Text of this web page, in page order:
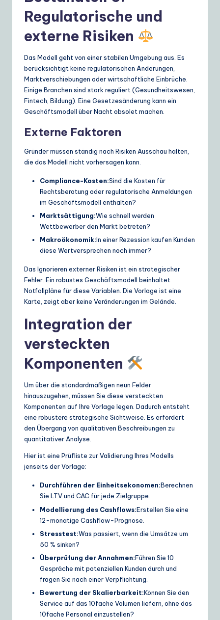
Regulatorische und
externe Risiken
Das Modell geht von einer stabilen Umgebung aus. Es
berücksichtigt keine regulatorischen Änderungen,
Marktverschiebungen oder wirtschaftliche Einbrüche.
Einige Branchen sind stark reguliert (Gesundheitswesen,
Fintech, Bildung). Eine Gesetzesänderung kann ein
Geschäftsmodell über Nacht obsolet machen.
Externe Faktoren
Gründer müssen ständig nach Risiken Ausschau halten,
die das Modell nicht vorhersagen kann.
Compliance-Kosten:Sind die Kosten für
Rechtsberatung oder regulatorische Anmeldungen
im Geschäftsmodell enthalten?
Marktsättigung:Wie schnell werden
Wettbewerber den Markt betreten?
Makroökonomik:In einer Rezession kaufen Kunden
diese Wertversprechen noch immer?
Das Ignorieren externer Risiken ist ein strategischer
Fehler. Ein robustes Geschäftsmodell beinhaltet
Notfallpläne für diese Variablen. Die Vorlage ist eine
Karte, zeigt aber keine Veränderungen im Gelände.
Integration der
versteckten
Komponenten
Um über die standardmäßigen neun Felder
hinauszugehen, müssen Sie diese versteckten
Komponenten auf Ihre Vorlage legen. Dadurch entsteht
eine robustere strategische Sichtweise. Es erfordert
den Übergang von qualitativen Beschreibungen zu
quantitativer Analyse.
Hier ist eine Prüfliste zur Validierung Ihres Modells
jenseits der Vorlage:
Durchführen der Einheitsekonomen:Berechnen
Sie LTV und CAC für jede Zielgruppe.
Modellierung des Cashflows:Erstellen Sie eine
12-monatige Cashflow-Prognose.
Stresstest:Was passiert, wenn die Umsätze um
50 % sinken?
Überprüfung der Annahmen:Führen Sie 10
Gespräche mit potenziellen Kunden durch und
fragen Sie nach einer Verpflichtung.
Bewertung der Skalierbarkeit:Können Sie den
Service auf das 10fache Volumen liefern, ohne das
10fache Personal einzustellen?